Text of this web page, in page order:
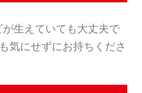
生えていても大丈夫で
気にせずにお持ちくださ